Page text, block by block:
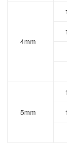
4mm
5mm